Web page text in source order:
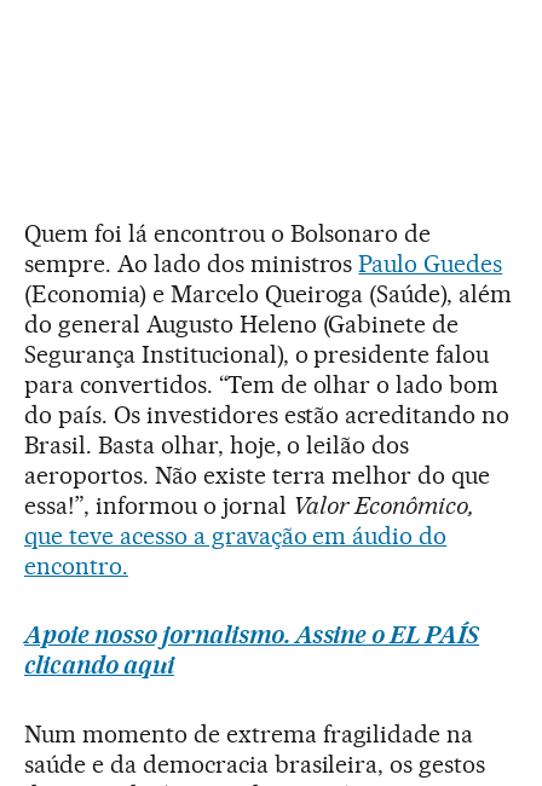
Quem foi lá encontrou o Bolsonaro de
sempre. Ao lado dos ministrosPaulo Guedes
(Economia) e Marcelo Queiroga (Saúde), além
do general Augusto Heleno (Gabinete de
Segurança Institucional), o presidente falou
para convertidos. “Tem de olhar o lado bom
do país. Os investidores estão acreditando no
Brasil. Basta olhar, hoje, o leilão dos
aeroportos. Não existe terra melhor do que
essa!”, informou o jornal Valor Econômico,
que teve acesso a gravação em áudio do
encontro.
Apoie nosso jornalismo. Assine o EL PAÍS
clicando aqui
Num momento de extrema fragilidade na
saúde e da democracia brasileira, os gestos